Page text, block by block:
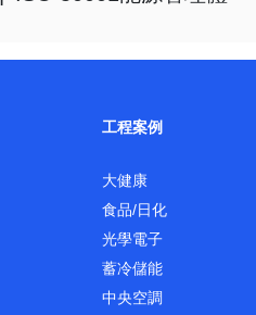
工程案例
大健康
食品/日化
光學電子
蓄冷儲能
中央空調